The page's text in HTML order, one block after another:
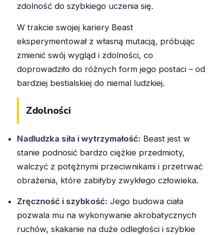
zdolność do szybkiego uczenia się.
W trakcie swojej kariery Beast
eksperymentował z własną mutacją, próbując
zmienić swój wygląd i zdolności, co
doprowadziło do różnych form jego postaci – od
bardziej bestialskiej do niemal ludzkiej.
Zdolności
Nadludzka siła i wytrzymałość: Beast jest w
stanie podnosić bardzo ciężkie przedmioty,
walczyć z potężnymi przeciwnikami i przetrwać
obrażenia, które zabiłyby zwykłego człowieka.
Zręczność i szybkość: Jego budowa ciała
pozwala mu na wykonywanie akrobatycznych
ruchów, skakanie na duże odległości i szybkie